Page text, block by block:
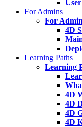
For Admins
For
4D
Learning Paths
Learning
4D
4D
4D
4D